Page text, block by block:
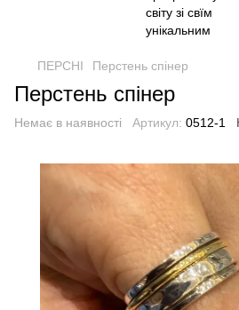
ПЕРСНІ Перстень спінер
Перстень спінер
Немає в наявності Артикул: 0512-1